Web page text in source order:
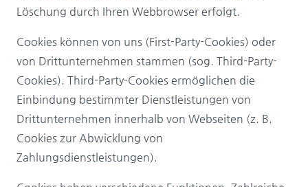
Löschung durch Ihren Webbrowser erfolgt.
Cookies können von uns (First-Party-Cookies) oder
von Drittunternehmen stammen (sog. Third-Party-
Cookies). Third-Party-Cookies ermöglichen die
Einbindung bestimmter Dienstleistungen von
Drittunternehmen innerhalb von Webseiten (z. B.
Cookies zur Abwicklung von
Zahlungsdienstleistungen).